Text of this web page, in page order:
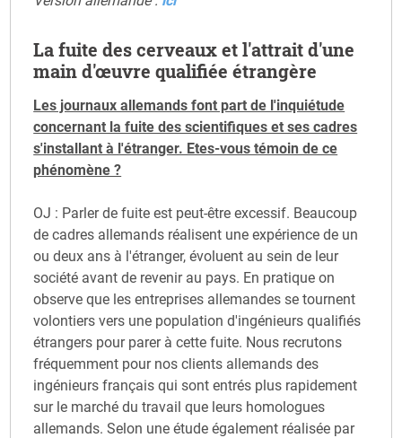
La fuite des cerveaux et l'attrait d'une
main d'œuvre qualifiée étrangère
Les journaux allemands font part de l'inquiétude
concernant la fuite des scientifiques et ses cadres
s'installant à l'étranger. Etes-vous témoin de ce
phénomène ?
OJ : Parler de fuite est peut-être excessif. Beaucoup
de cadres allemands réalisent une expérience de un
ou deux ans à l'étranger, évoluent au sein de leur
société avant de revenir au pays. En pratique on
observe que les entreprises allemandes se tournent
volontiers vers une population d'ingénieurs qualifiés
étrangers pour parer à cette fuite. Nous recrutons
fréquemment pour nos clients allemands des
ingénieurs français qui sont entrés plus rapidement
sur le marché du travail que leurs homologues
allemands. Selon une étude également réalisée par